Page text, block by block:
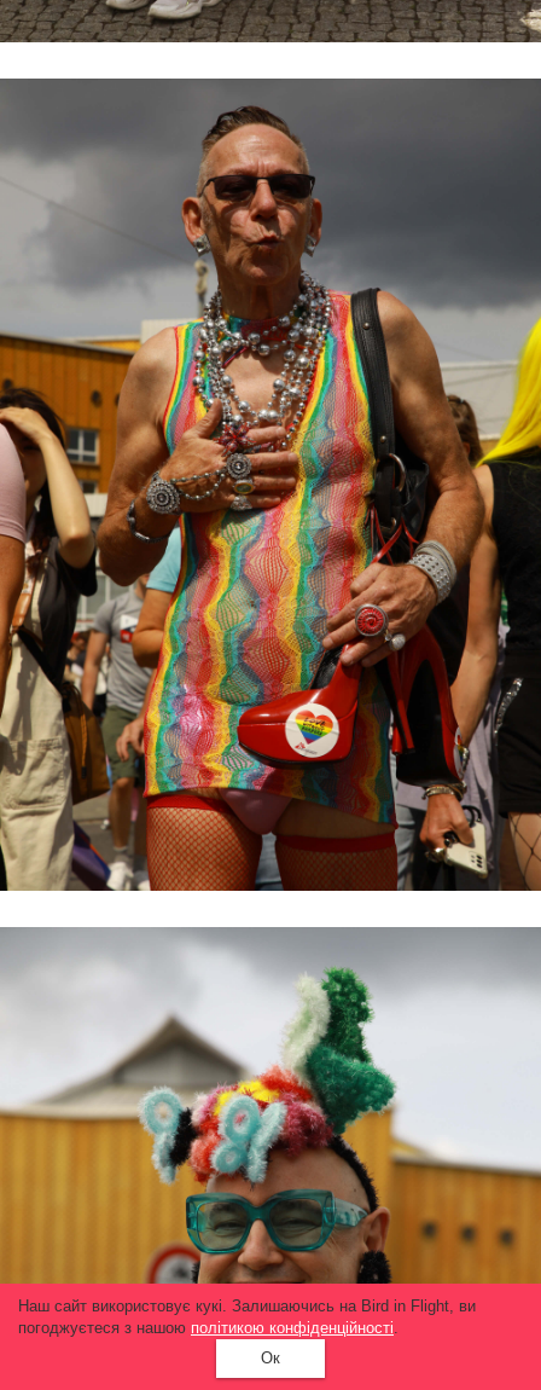
Наш сайт використовує кукі. Залишаючись на Bird in Flight, ви
погоджуєтеся з нашою політикою конфіденційності.
Ок